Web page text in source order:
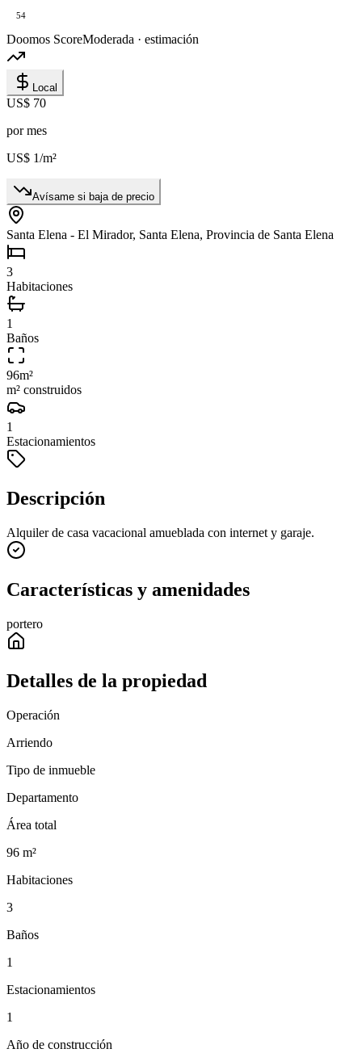
54
Doomos ScoreModerada · estimación
Local
US$ 70
por mes
US$ 1/m²
Avísame si baja de precio
Santa Elena - El Mirador, Santa Elena, Provincia de Santa Elena
3
Habitaciones
1
Baños
96m²
m² construidos
1
Estacionamientos
Descripción
Alquiler de casa vacacional amueblada con internet y garaje.
Características y amenidades
portero
Detalles de la propiedad
Operación
Arriendo
Tipo de inmueble
Departamento
Área total
96 m²
Habitaciones
3
Baños
1
Estacionamientos
1
Año de construcción